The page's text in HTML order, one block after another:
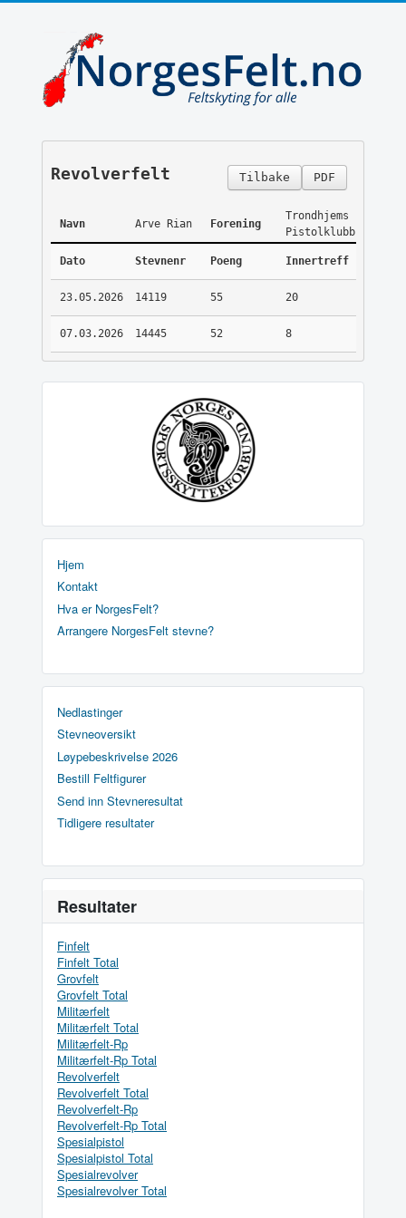
PDF
Tilbake
Revolverfelt
Navn Arve Rian Forening
Trondhjems
Pistolklubb
Dato Stevnenr Poeng Innertreff
23.05.2026 14119 55 20
07.03.2026 14445 52 8
Hjem
Kontakt
Hva er NorgesFelt?
Arrangere NorgesFelt stevne?
Nedlastinger
Stevneoversikt
Løypebeskrivelse 2026
Bestill Feltfigurer
Send inn Stevneresultat
Tidligere resultater
Resultater
Finfelt
Finfelt Total
Grovfelt
Grovfelt Total
Militærfelt
Militærfelt Total
Militærfelt-Rp
Militærfelt-Rp Total
Revolverfelt
Revolverfelt Total
Revolverfelt-Rp
Revolverfelt-Rp Total
Spesialpistol
Spesialpistol Total
Spesialrevolver
Spesialrevolver Total